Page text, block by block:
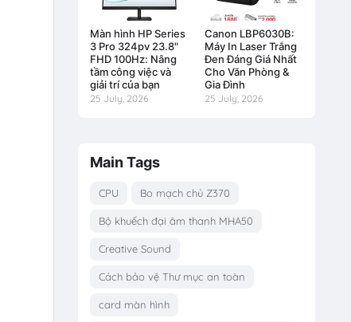
Màn hình HP Series
3 Pro 324pv 23.8"
FHD 100Hz: Nâng
tầm công việc và
giải trí của bạn
25 July, 2026
Canon LBP6030B:
Máy In Laser Trắng
Đen Đáng Giá Nhất
Cho Văn Phòng &
Gia Đình
25 July, 2026
Main Tags
CPU Bo mạch chủ Z370
Bộ khuếch đại âm thanh MHA50
Creative Sound
Cách bảo vệ Thư mục an toàn
card màn hình